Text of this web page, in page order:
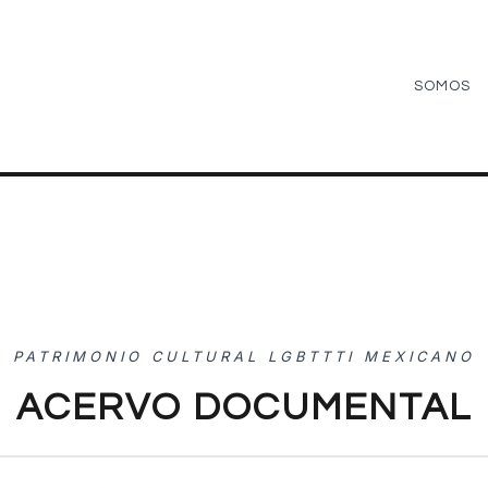
SOMOS
PATRIMONIO CULTURAL LGBTTTI MEXICANO
ACERVO DOCUMENTAL